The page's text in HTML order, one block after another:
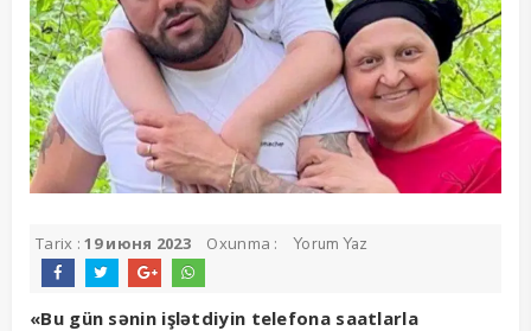
Tarix :19 июня 2023 Oxunma : Yorum Yaz
«Bu gün sənin işlətdiyin telefona saatlarla